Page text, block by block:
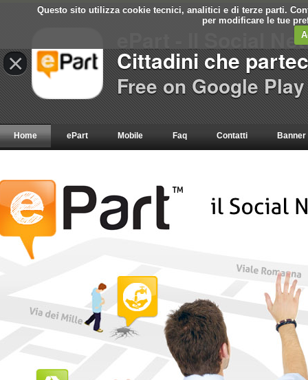
Questo sito utilizza cookie tecnici, analitici e di terze parti.
per modificare le tue
Home ePart Mobile Faq Contatti Banner
×
ePart - Il Social
Cittadini che
Free on Google Play